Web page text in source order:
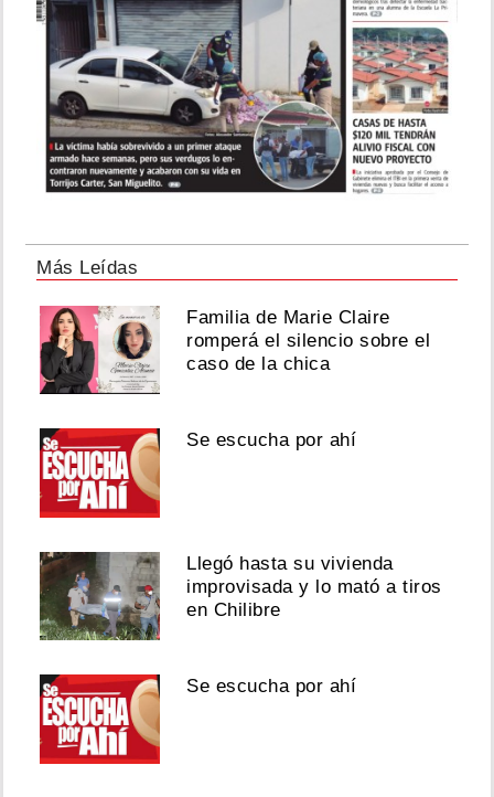
Más Leídas
Familia de Marie Claire
romperá el silencio sobre el
caso de la chica
Se escucha por ahí
Llegó hasta su vivienda
improvisada y lo mató a tiros
en Chilibre
Se escucha por ahí